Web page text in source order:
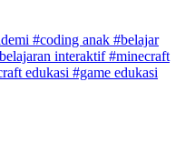
#coding anak #belajar
interaktif#minecraft
edukasi #game edukasi